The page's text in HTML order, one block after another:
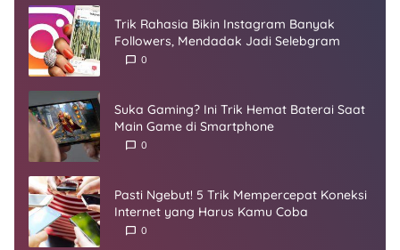
Trik Rahasia Bikin Instagram Banyak
Followers, Mendadak Jadi Selebgram
0
Suka Gaming? Ini Trik Hemat Baterai Saat
Main Game di Smartphone
0
Pasti Ngebut! 5 Trik Mempercepat Koneksi
Internet yang Harus Kamu Coba
0